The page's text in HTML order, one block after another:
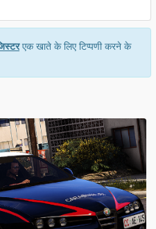
एक खाते के लिए टिप्पणी करने के